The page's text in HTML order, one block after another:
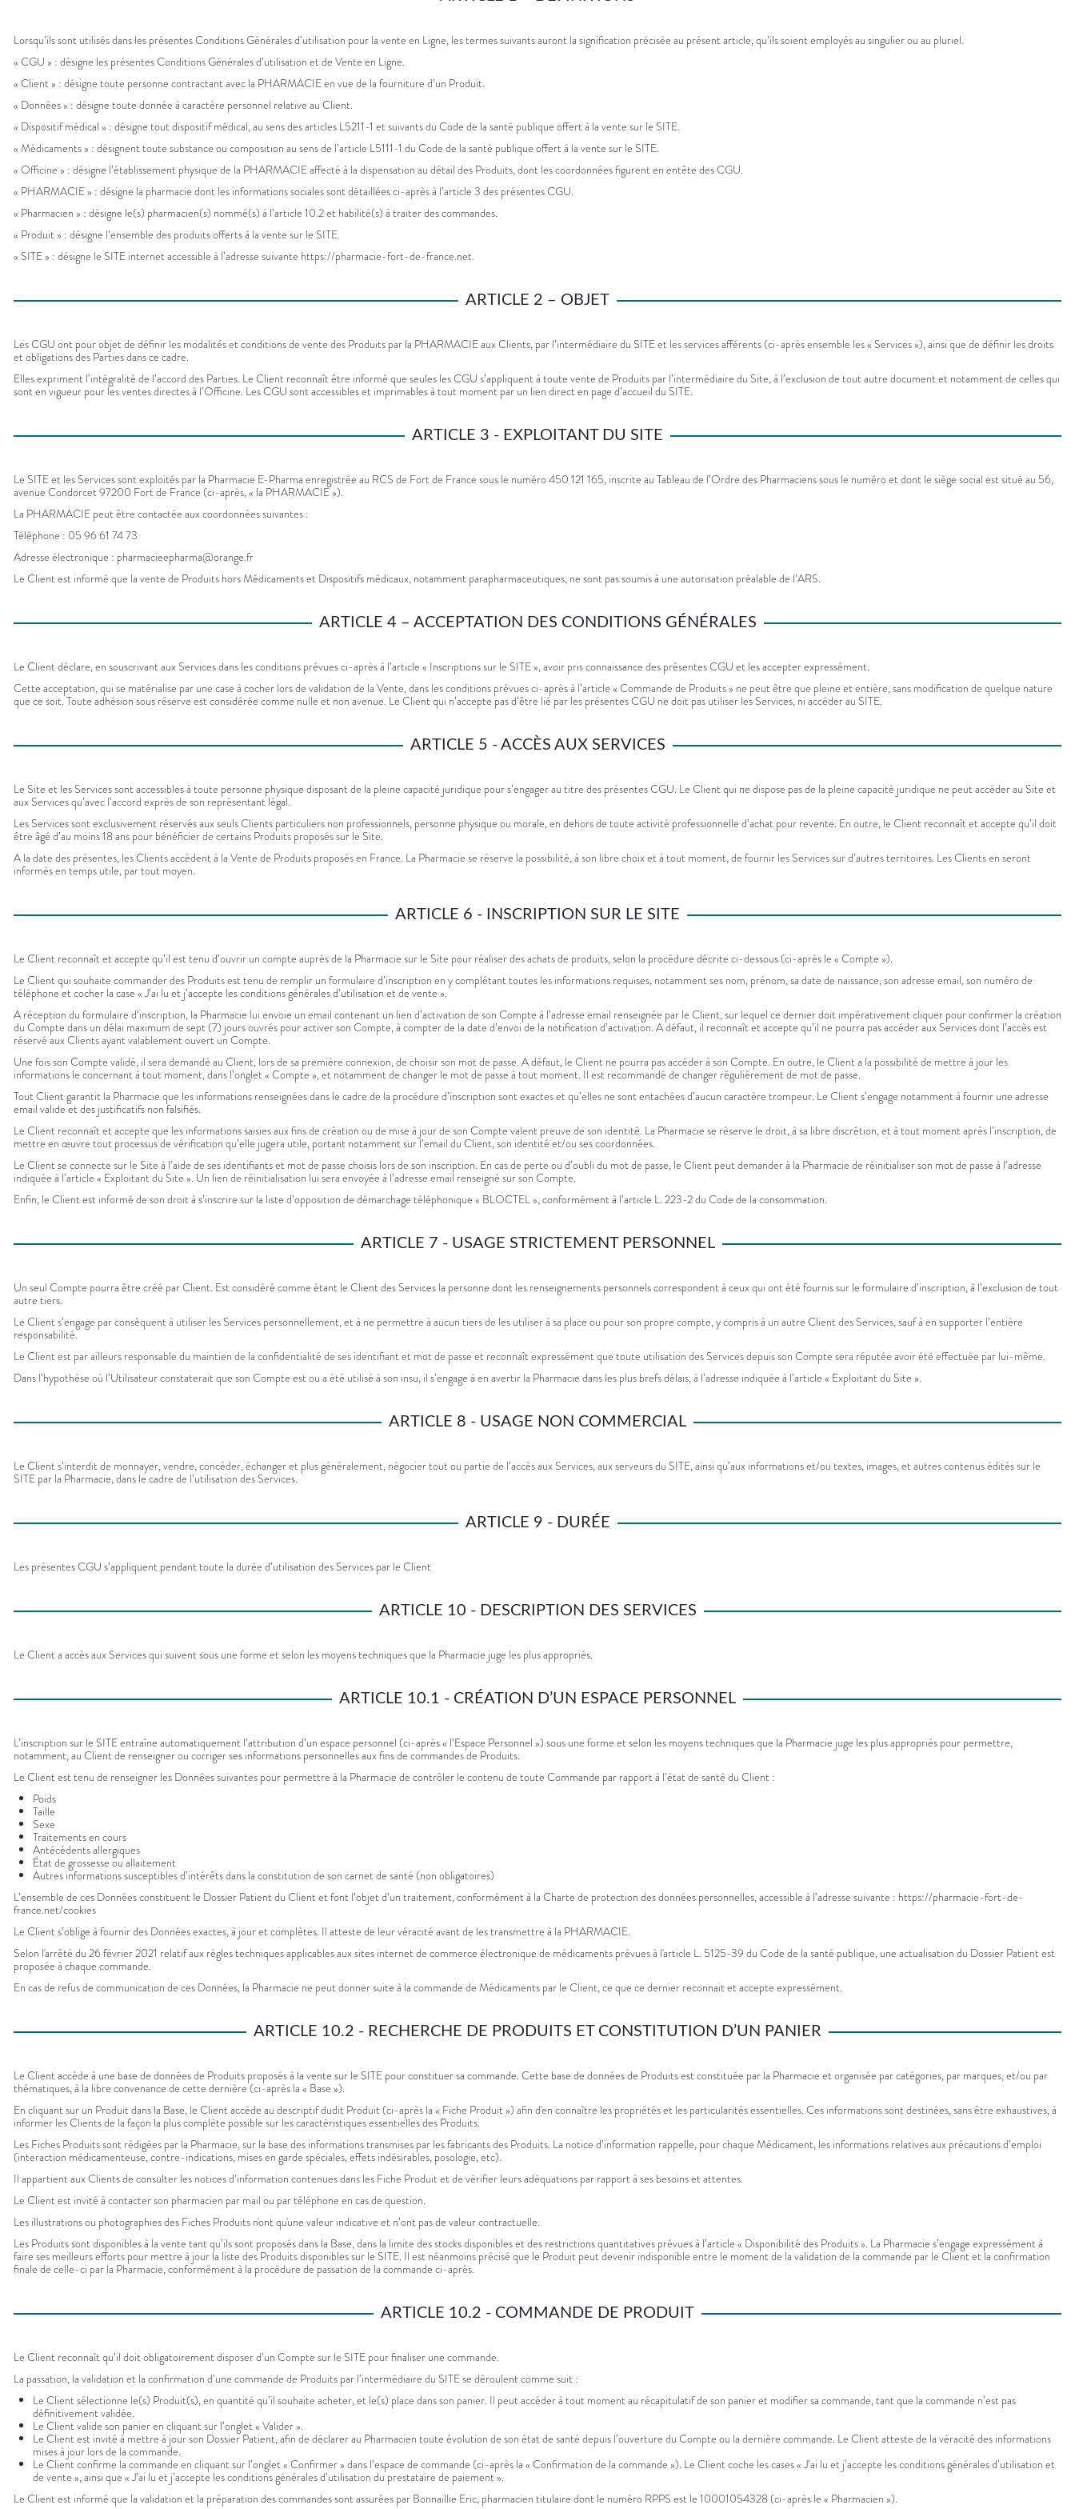
médicaux
Corps
Homme
Solaire
Visage
Lorsqu’ils sont utilisés dans les présentes Conditions Générales d’utilisation pour la vente en Ligne, les termes suivants auront la signification précisée au présent article, qu’ils soient employés au singulier ou au pluriel.
« CGU » : désigne les présentes Conditions Générales d’utilisation et de Vente en Ligne.
« Client » : désigne toute personne contractant avec la PHARMACIE en vue de la fourniture d’un Produit.
« Données » : désigne toute donnée à caractère personnel relative au Client.
« Dispositif médical » : désigne tout dispositif médical, au sens des articles L5211-1 et suivants du Code de la santé publique offert à la vente sur le SITE.
« Médicaments » : désignent toute substance ou composition au sens de l’article L5111-1 du Code de la santé publique offert à la vente sur le SITE.
« Officine » : désigne l’établissement physique de la PHARMACIE affecté à la dispensation au détail des Produits, dont les coordonnées figurent en entête des CGU.
« PHARMACIE » : désigne la pharmacie dont les informations sociales sont détaillées ci-après à l’article 3 des présentes CGU.
« Pharmacien » : désigne le(s) pharmacien(s) nommé(s) à l’article 10.2 et habilité(s) à traiter des commandes.
« Produit » : désigne l’ensemble des produits offerts à la vente sur le SITE.
« SITE » : désigne le SITE internet accessible à l’adresse suivante https://pharmacie-fort-de-france.net.
ARTICLE 2 – OBJET
Les CGU ont pour objet de définir les modalités et conditions de vente des Produits par la PHARMACIE aux Clients, par l’intermédiaire du SITE et les services afférents (ci-après ensemble les « Services »), ainsi que de définir les droits
et obligations des Parties dans ce cadre.
Elles expriment l’intégralité de l’accord des Parties. Le Client reconnaît être informé que seules les CGU s’appliquent à toute vente de Produits par l’intermédiaire du Site, à l’exclusion de tout autre document et notamment de celles qui
sont en vigueur pour les ventes directes à l’Officine. Les CGU sont accessibles et imprimables à tout moment par un lien direct en page d’accueil du SITE.
ARTICLE 3 - EXPLOITANT DU SITE
Le SITE et les Services sont exploités par la Pharmacie E-Pharma enregistrée au RCS de Fort de France sous le numéro 450 121 165, inscrite au Tableau de l’Ordre des Pharmaciens sous le numéro et dont le siège social est situé au 56,
avenue Condorcet 97200 Fort de France (ci-après, « la PHARMACIE »).
La PHARMACIE peut être contactée aux coordonnées suivantes :
Téléphone : 05 96 61 74 73
Adresse électronique : pharmacieepharma@orange.fr
Le Client est informé que la vente de Produits hors Médicaments et Dispositifs médicaux, notamment parapharmaceutiques, ne sont pas soumis à une autorisation préalable de l’ARS.
ARTICLE 4 – ACCEPTATION DES CONDITIONS GÉNÉRALES
Le Client déclare, en souscrivant aux Services dans les conditions prévues ci-après à l’article « Inscriptions sur le SITE », avoir pris connaissance des présentes CGU et les accepter expressément.
Cette acceptation, qui se matérialise par une case à cocher lors de validation de la Vente, dans les conditions prévues ci-après à l’article « Commande de Produits » ne peut être que pleine et entière, sans modification de quelque nature
que ce soit. Toute adhésion sous réserve est considérée comme nulle et non avenue. Le Client qui n’accepte pas d’être lié par les présentes CGU ne doit pas utiliser les Services, ni accéder au SITE.
ARTICLE 5 - ACCÈS AUX SERVICES
Le Site et les Services sont accessibles à toute personne physique disposant de la pleine capacité juridique pour s’engager au titre des présentes CGU. Le Client qui ne dispose pas de la pleine capacité juridique ne peut accéder au Site et
aux Services qu’avec l’accord exprès de son représentant légal.
Les Services sont exclusivement réservés aux seuls Clients particuliers non professionnels, personne physique ou morale, en dehors de toute activité professionnelle d’achat pour revente. En outre, le Client reconnaît et accepte qu’il doit
être âgé d’au moins 18 ans pour bénéficier de certains Produits proposés sur le Site.
A la date des présentes, les Clients accèdent à la Vente de Produits proposés en France. La Pharmacie se réserve la possibilité, à son libre choix et à tout moment, de fournir les Services sur d’autres territoires. Les Clients en seront
informés en temps utile, par tout moyen.
ARTICLE 6 - INSCRIPTION SUR LE SITE
Le Client reconnaît et accepte qu’il est tenu d’ouvrir un compte auprès de la Pharmacie sur le Site pour réaliser des achats de produits, selon la procédure décrite ci-dessous (ci-après le « Compte »).
Le Client qui souhaite commander des Produits est tenu de remplir un formulaire d’inscription en y complétant toutes les informations requises, notamment ses nom, prénom, sa date de naissance, son adresse email, son numéro de
téléphone et cocher la case « J’ai lu et j’accepte les conditions générales d’utilisation et de vente ».
A réception du formulaire d’inscription, la Pharmacie lui envoie un email contenant un lien d’activation de son Compte à l’adresse email renseignée par le Client, sur lequel ce dernier doit impérativement cliquer pour confirmer la création
du Compte dans un délai maximum de sept (7) jours ouvrés pour activer son Compte, à compter de la date d’envoi de la notification d’activation. A défaut, il reconnaît et accepte qu’il ne pourra pas accéder aux Services dont l’accès est
réservé aux Clients ayant valablement ouvert un Compte.
Une fois son Compte validé, il sera demandé au Client, lors de sa première connexion, de choisir son mot de passe. A défaut, le Client ne pourra pas accéder à son Compte. En outre, le Client a la possibilité de mettre à jour les
informations le concernant à tout moment, dans l’onglet « Compte », et notamment de changer le mot de passe à tout moment. Il est recommandé de changer régulièrement de mot de passe.
Tout Client garantit la Pharmacie que les informations renseignées dans le cadre de la procédure d’inscription sont exactes et qu’elles ne sont entachées d’aucun caractère trompeur. Le Client s’engage notamment à fournir une adresse
email valide et des justificatifs non falsifiés.
Le Client reconnaît et accepte que les informations saisies aux fins de création ou de mise à jour de son Compte valent preuve de son identité. La Pharmacie se réserve le droit, à sa libre discrétion, et à tout moment après l’inscription, de
mettre en œuvre tout processus de vérification qu’elle jugera utile, portant notamment sur l’email du Client, son identité et/ou ses coordonnées.
Le Client se connecte sur le Site à l’aide de ses identifiants et mot de passe choisis lors de son inscription. En cas de perte ou d’oubli du mot de passe, le Client peut demander à la Pharmacie de réinitialiser son mot de passe à l’adresse
indiquée à l’article « Exploitant du Site ». Un lien de réinitialisation lui sera envoyée à l’adresse email renseigné sur son Compte.
Enfin, le Client est informé de son droit à s’inscrire sur la liste d’opposition de démarchage téléphonique « BLOCTEL », conformément à l’article L. 223-2 du Code de la consommation.
ARTICLE 7 - USAGE STRICTEMENT PERSONNEL
Un seul Compte pourra être créé par Client. Est considéré comme étant le Client des Services la personne dont les renseignements personnels correspondent à ceux qui ont été fournis sur le formulaire d’inscription, à l’exclusion de tout
autre tiers.
Le Client s’engage par conséquent à utiliser les Services personnellement, et à ne permettre à aucun tiers de les utiliser à sa place ou pour son propre compte, y compris à un autre Client des Services, sauf à en supporter l’entière
responsabilité.
Le Client est par ailleurs responsable du maintien de la confidentialité de ses identifiant et mot de passe et reconnaît expressément que toute utilisation des Services depuis son Compte sera réputée avoir été effectuée par lui-même.
Dans l’hypothèse où l’Utilisateur constaterait que son Compte est ou a été utilisé à son insu, il s’engage à en avertir la Pharmacie dans les plus brefs délais, à l’adresse indiquée à l’article « Exploitant du Site ».
ARTICLE 8 - USAGE NON COMMERCIAL
Le Client s’interdit de monnayer, vendre, concéder, échanger et plus généralement, négocier tout ou partie de l’accès aux Services, aux serveurs du SITE, ainsi qu’aux informations et/ou textes, images, et autres contenus édités sur le
SITE par la Pharmacie, dans le cadre de l’utilisation des Services.
ARTICLE 9 - DURÉE
Les présentes CGU s’appliquent pendant toute la durée d’utilisation des Services par le Client
ARTICLE 10 - DESCRIPTION DES SERVICES
Le Client a accès aux Services qui suivent sous une forme et selon les moyens techniques que la Pharmacie juge les plus appropriés.
ARTICLE 10.1 - CRÉATION D’UN ESPACE PERSONNEL
L’inscription sur le SITE entraîne automatiquement l’attribution d’un espace personnel (ci-après « l’Espace Personnel ») sous une forme et selon les moyens techniques que la Pharmacie juge les plus appropriés pour permettre,
notamment, au Client de renseigner ou corriger ses informations personnelles aux fins de commandes de Produits.
Le Client est tenu de renseigner les Données suivantes pour permettre à la Pharmacie de contrôler le contenu de toute Commande par rapport à l’état de santé du Client :
Poids
Taille
Sexe
Traitements en cours
Antécédents allergiques
État de grossesse ou allaitement
Autres informations susceptibles d’intérêts dans la constitution de son carnet de santé (non obligatoires)
L’ensemble de ces Données constituent le Dossier Patient du Client et font l’objet d’un traitement, conformément à la Charte de protection des données personnelles, accessible à l’adresse suivante : https://pharmacie-fort-de-
france.net/cookies
Le Client s’oblige à fournir des Données exactes, à jour et complètes. Il atteste de leur véracité avant de les transmettre à la PHARMACIE.
Selon l'arrêté du 26 février 2021 relatif aux règles techniques applicables aux sites internet de commerce électronique de médicaments prévues à l'article L. 5125-39 du Code de la santé publique, une actualisation du Dossier Patient est
proposée à chaque commande.
En cas de refus de communication de ces Données, la Pharmacie ne peut donner suite à la commande de Médicaments par le Client, ce que ce dernier reconnait et accepte expressément.
ARTICLE 10.2 - RECHERCHE DE PRODUITS ET CONSTITUTION D’UN PANIER
Le Client accède à une base de données de Produits proposés à la vente sur le SITE pour constituer sa commande. Cette base de données de Produits est constituée par la Pharmacie et organisée par catégories, par marques, et/ou par
thématiques, à la libre convenance de cette dernière (ci-après la « Base »).
En cliquant sur un Produit dans la Base, le Client accède au descriptif dudit Produit (ci-après la « Fiche Produit ») afin d'en connaître les propriétés et les particularités essentielles. Ces informations sont destinées, sans être exhaustives, à
informer les Clients de la façon la plus complète possible sur les caractéristiques essentielles des Produits.
Les Fiches Produits sont rédigées par la Pharmacie, sur la base des informations transmises par les fabricants des Produits. La notice d’information rappelle, pour chaque Médicament, les informations relatives aux précautions d’emploi
(interaction médicamenteuse, contre-indications, mises en garde spéciales, effets indésirables, posologie, etc).
Il appartient aux Clients de consulter les notices d’information contenues dans les Fiche Produit et de vérifier leurs adéquations par rapport à ses besoins et attentes.
Le Client est invité à contacter son pharmacien par mail ou par téléphone en cas de question.
Les illustrations ou photographies des Fiches Produits n'ont qu'une valeur indicative et n’ont pas de valeur contractuelle.
Les Produits sont disponibles à la vente tant qu’ils sont proposés dans la Base, dans la limite des stocks disponibles et des restrictions quantitatives prévues à l’article « Disponibilité des Produits ». La Pharmacie s’engage expressément à
faire ses meilleurs efforts pour mettre à jour la liste des Produits disponibles sur le SITE. Il est néanmoins précisé que le Produit peut devenir indisponible entre le moment de la validation de la commande par le Client et la confirmation
finale de celle-ci par la Pharmacie, conformément à la procédure de passation de la commande ci-après.
ARTICLE 10.2 - COMMANDE DE PRODUIT
Le Client reconnaît qu’il doit obligatoirement disposer d’un Compte sur le SITE pour finaliser une commande.
La passation, la validation et la confirmation d’une commande de Produits par l’intermédiaire du SITE se déroulent comme suit :
Le Client sélectionne le(s) Produit(s), en quantité qu’il souhaite acheter, et le(s) place dans son panier. Il peut accéder à tout moment au récapitulatif de son panier et modifier sa commande, tant que la commande n’est pas
définitivement validée.
Le Client valide son panier en cliquant sur l’onglet « Valider ».
Le Client est invité à mettre à jour son Dossier Patient, afin de déclarer au Pharmacien toute évolution de son état de santé depuis l’ouverture du Compte ou la dernière commande. Le Client atteste de la véracité des informations
mises à jour lors de la commande.
Le Client confirme la commande en cliquant sur l’onglet « Confirmer » dans l’espace de commande (ci-après la « Confirmation de la commande »). Le Client coche les cases « J’ai lu et j’accepte les conditions générales d’utilisation et
de vente », ainsi que « J’ai lu et j’accepte les conditions générales d’utilisation du prestataire de paiement ».
Le Client est informé que la validation et la préparation des commandes sont assurées par Bonnaillie Eric, pharmacien titulaire dont le numéro RPPS est le 10001054328 (ci-après le « Pharmacien »).